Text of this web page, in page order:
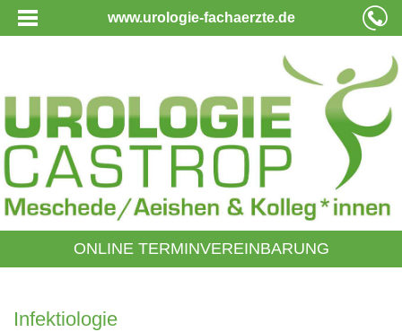
www.urologie-fachaerzte.de
ONLINE TERMINVEREINBARUNG
Infektiologie